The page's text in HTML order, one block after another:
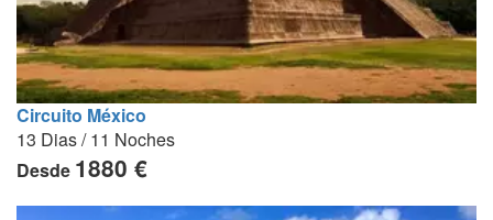
Circuito México
13 Dias / 11 Noches
Desde 1880 €